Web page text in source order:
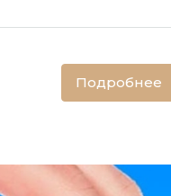
Подробнее